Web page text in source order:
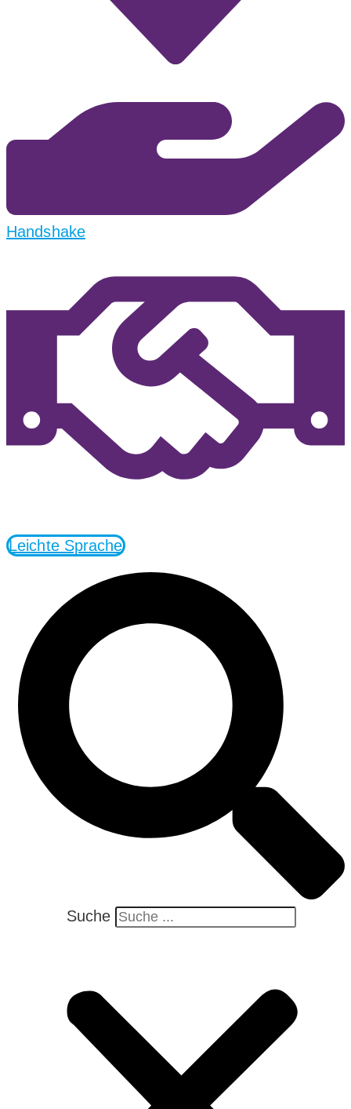
Handshake
Leichte Sprache
Suche